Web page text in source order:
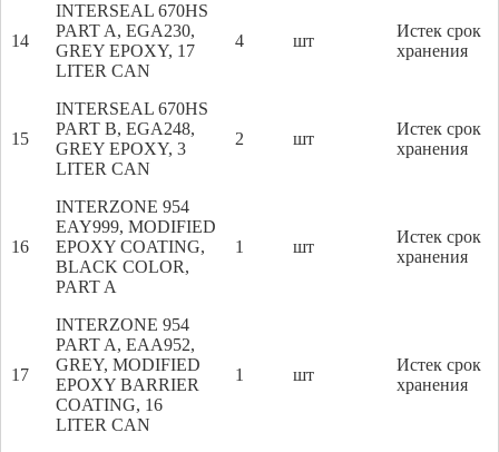
14
INTERSEAL 670HS
PART A, EGA230,
GREY EPOXY, 17
LITER CAN
4 шт
Истек срок
хранения
15
INTERSEAL 670HS
PART B, EGA248,
GREY EPOXY, 3
LITER CAN
2 шт
Истек срок
хранения
16
INTERZONE 954
EAY999, MODIFIED
EPOXY COATING,
BLACK COLOR,
PART A
1 шт
Истек срок
хранения
17
INTERZONE 954
PART A, EAA952,
GREY, MODIFIED
EPOXY BARRIER
COATING, 16
LITER CAN
1 шт
Истек срок
хранения